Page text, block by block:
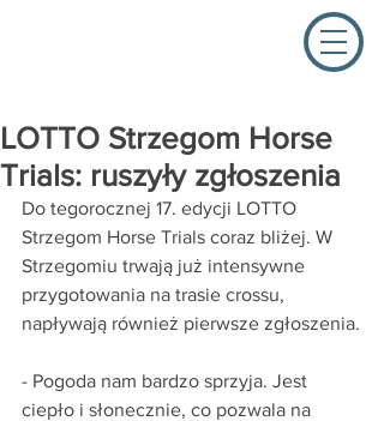
LOTTO Strzegom Horse
Trials: ruszyły zgłoszenia
Do tegorocznej 17. edycji LOTTO
Strzegom Horse Trials coraz bliżej. W
Strzegomiu trwają już intensywne
przygotowania na trasie crossu,
napływają również pierwsze zgłoszenia.
- Pogoda nam bardzo sprzyja. Jest
ciepło i słonecznie, co pozwala na